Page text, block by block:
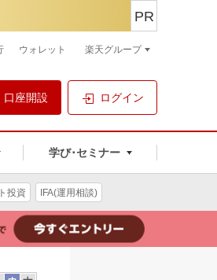
口座開設 ログイン
学び･セミナー
PR
ウォレット 楽天グループ
投資 IFA(運用相談)